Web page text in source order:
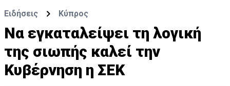
Ειδήσεις Κύπρος
Να εγκαταλείψει τη λογική
της σιωπής καλεί την
Κυβέρνηση η ΣΕΚ